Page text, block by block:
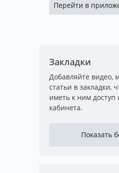
Перейти в
Закладки
Добавляйте видео,
статьи в закладки,
иметь к ним доступ
кабинета.
Показать